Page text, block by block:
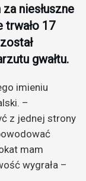
niesłuszne
17
gwałtu.
imieniu
–
z jednej strony
mam
wygrała –